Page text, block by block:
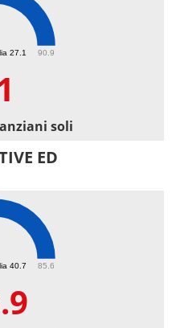
27.1 90.9
soli
ED
40.7 85.6